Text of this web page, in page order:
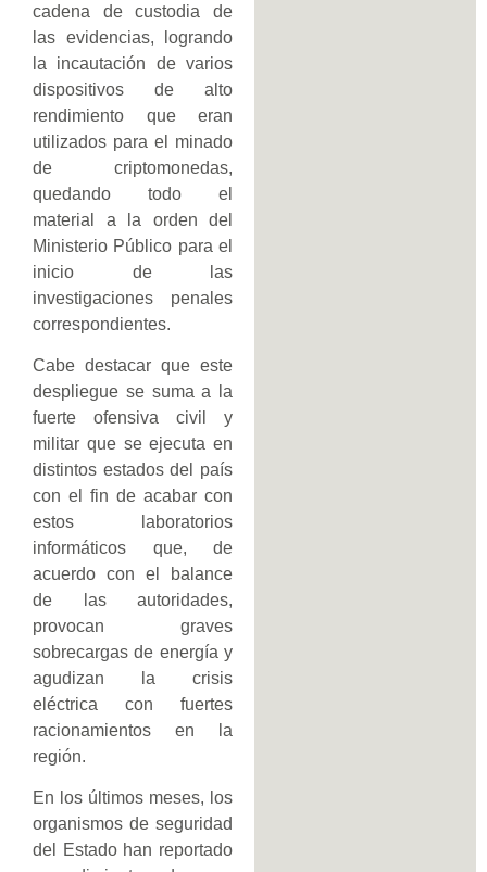
cadena de custodia de
las evidencias, logrando
la incautación de varios
dispositivos de alto
rendimiento que eran
utilizados para el minado
de criptomonedas,
quedando todo el
material a la orden del
Ministerio Público para el
inicio de las
investigaciones penales
correspondientes.
Cabe destacar que este
despliegue se suma a la
fuerte ofensiva civil y
militar que se ejecuta en
distintos estados del país
con el fin de acabar con
estos laboratorios
informáticos que, de
acuerdo con el balance
de las autoridades,
provocan graves
sobrecargas de energía y
agudizan la crisis
eléctrica con fuertes
racionamientos en la
región.
En los últimos meses, los
organismos de seguridad
del Estado han reportado